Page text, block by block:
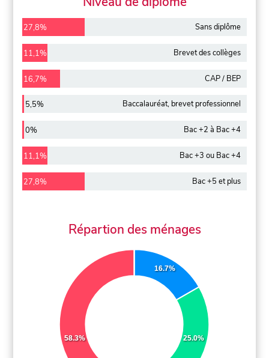
27,8% Sans diplôme
11,1% Brevet des collèges
16,7% CAP / BEP
5,5% Baccalauréat, brevet professionnel
0% Bac +2 à Bac +4
11,1% Bac +3 ou Bac +4
27,8% Bac +5 et plus
Répartion des ménages
16.7%
25.0%
58.3%